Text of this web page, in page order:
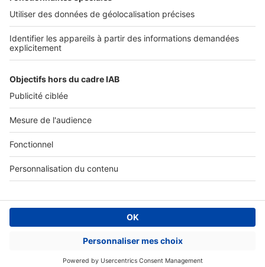
Tous nos services pro
Accès client
Mes annonces sur SeLoger
À DÉCOUVRIR
Tout l'immobilier
Toutes les villes
Tous les départements
Toutes les régions
SeLoger © 1992 - 2023
Annonces Immobilières
Paramétrer mes cookies
Conditions Générales d'Utilisation
Fonctionnement de notre site